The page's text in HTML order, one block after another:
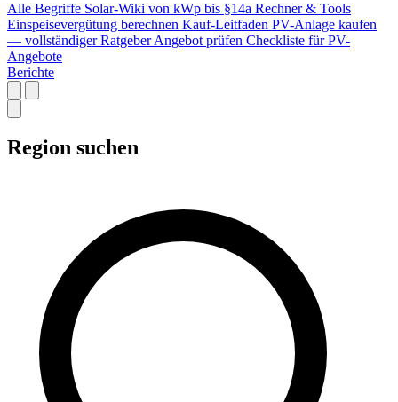
Alle Begriffe Solar-Wiki von kWp bis §14a Rechner & Tools
Einspeisevergütung berechnen Kauf-Leitfaden PV-Anlage kaufen
— vollständiger Ratgeber Angebot prüfen Checkliste für PV-
Angebote
Berichte
Region suchen